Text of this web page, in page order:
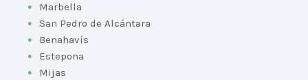
Marbella
San Pedro de Alcántara
Benahavís
Estepona
Mijas